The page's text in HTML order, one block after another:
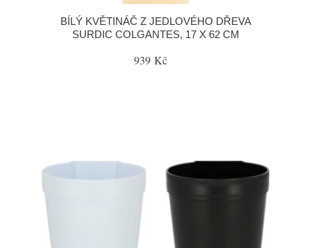
BÍLÝ KVĚTINÁČ Z JEDLOVÉHO DŘEVA
SURDIC COLGANTES, 17 X 62 CM
939 Kč